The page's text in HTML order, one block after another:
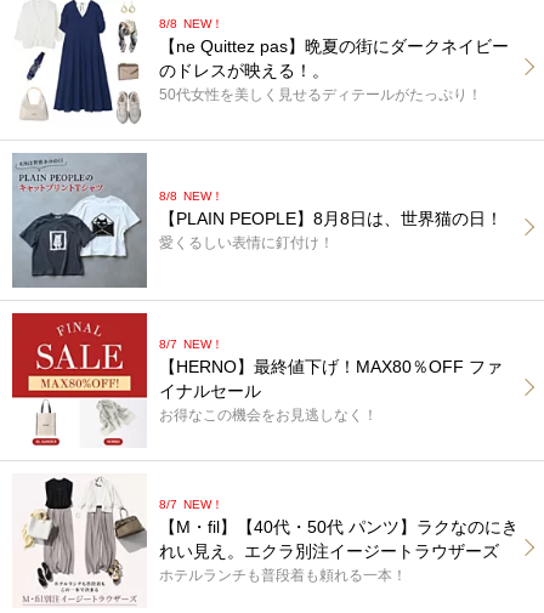
8/8 NEW！
【ne Quittez pas】晩夏の街にダークネイビー
のドレスが映える！。
50代女性を美しく見せるディテールがたっぷり！
8/8 NEW！
【PLAIN PEOPLE】8月8日は、世界猫の日！
愛くるしい表情に釘付け！
8/7 NEW！
【HERNO】最終値下げ！MAX80％OFF ファ
イナルセール
お得なこの機会をお見逃しなく！
8/7 NEW！
【M・fil】【40代・50代 パンツ】ラクなのにき
れい見え。エクラ別注イージートラウザーズ
ホテルランチも普段着も頼れる一本！